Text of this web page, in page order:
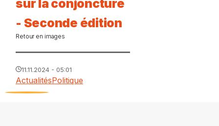
sur la conjoncture
- Seconde édition
Retour en images
11.11.2024 - 05:01
ActualitésPolitique